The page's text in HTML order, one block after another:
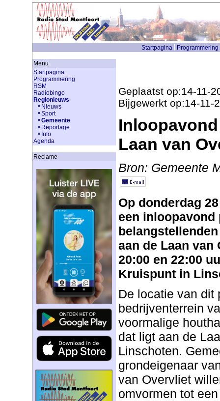
Startpagina Programmering
Menu
Startpagina
Programmering
RSM
Radiobingo
Regionieuws
Nieuws
Sport
Gemeente
Reportage
Info
Agenda
Reclame
Geplaatst op:14-11-
Bijgewerkt op:14-11-
Laan van
Bron: Gemeente
Op donderdag
een
aan de Laan van
20:00 en 22:00
Kruispunt in
De locatie van dit
bedrijventerrein
voormalige
dat ligt aan de
Linschoten.
grondeigenaar
van Overvliet
omvormen tot